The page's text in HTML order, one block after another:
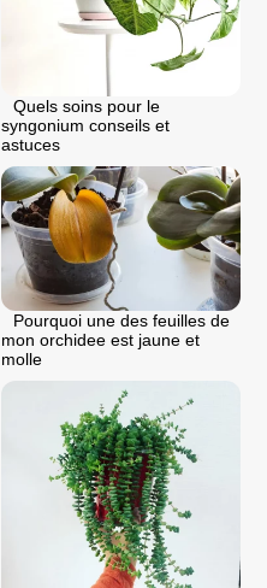
Quels soins pour le
syngonium conseils et
astuces
Pourquoi une des feuilles de
mon orchidee est jaune et
molle